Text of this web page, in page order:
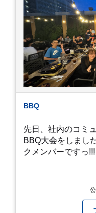
そうでしたが、だ
んのトンボが飛ん
かえるというのは
私たち、生かされ
ないともったいな
ら教えていただき
BBQ
先日、社内のコミ
BBQ大会をしまし
クメンバーですっ!!!